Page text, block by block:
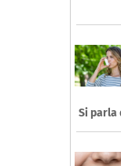
Si parla